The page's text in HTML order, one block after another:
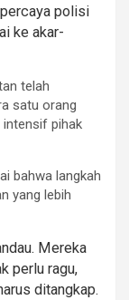
polisi
ke akar-
telah
satu orang
intensif pihak
bahwa langkah
yang lebih
Mereka
perlu ragu,
ditangkap.